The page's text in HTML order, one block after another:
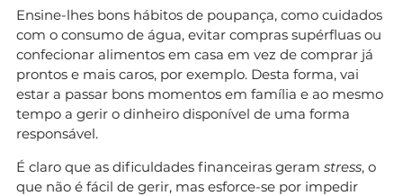
Ensine-lhes bons hábitos de poupança, como cuidados
com o consumo de água, evitar compras supérfluas ou
confecionar alimentos em casa em vez de comprar já
prontos e mais caros, por exemplo. Desta forma, vai
estar a passar bons momentos em família e ao mesmo
tempo a gerir o dinheiro disponível de uma forma
responsável.
É claro que as dificuldades financeiras geram stress, o
que não é fácil de gerir, mas esforce-se por impedir